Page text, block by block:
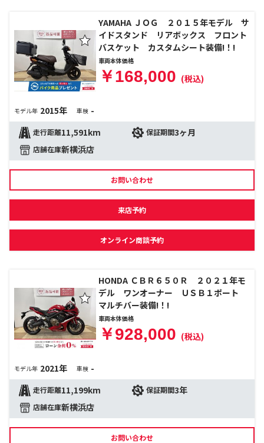
YAMAHA ＪＯＧ ２０１５年モデル サ
イドスタンド リアボックス フロント
バスケット カスタムシート装備!！!
車両本体価格
￥168,000 (税込)
モデル年 2015年 車検 -
走行距離11,591km 保証期間3ヶ月
店舗在庫新横浜店
お問い合わせ
来店予約
オンライン商談予約
HONDA ＣＢＲ６５０Ｒ ２０２１年モ
デル ワンオーナー ＵＳＢ１ポート
マルチバー装備!！!
車両本体価格
￥928,000 (税込)
モデル年 2021年 車検 -
走行距離11,199km 保証期間3年
店舗在庫新横浜店
お問い合わせ